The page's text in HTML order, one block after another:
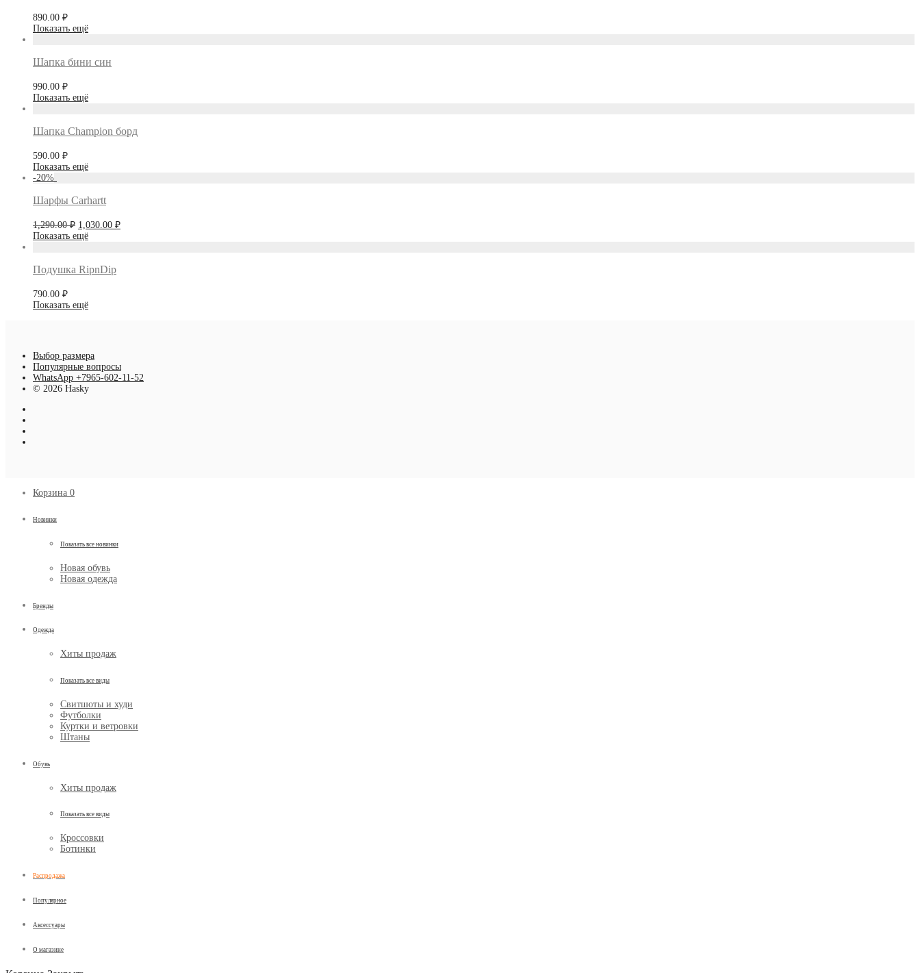
890.00 ₽
Показать ещё
Шапка бини син
990.00 ₽
Показать ещё
Шапка Champion борд
590.00 ₽
Показать ещё
-20%
Шарфы Carhartt
1,290.00₽ Первоначальная
цена
составляла
1,030.00 ₽Текущая
Показать ещё
Подушка RipnDip
790.00 ₽
Показать ещё
Выбор размера
Популярные вопросы
WhatsApp +7965-602-11-52
© 2026 Hasky
Корзина 0
Новинки
Показать все новинки
Новая обувь
Новая одежда
Бренды
Одежда
Хиты продаж
Показать все виды
Свитшоты и худи
Футболки
Куртки и ветровки
Штаны
Обувь
Хиты продаж
Показать все виды
Кроссовки
Ботинки
Распродажа
Популярное
Аксессуары
О магазине